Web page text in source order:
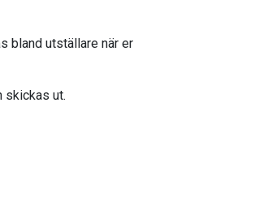
bland utställare när er
skickas ut.